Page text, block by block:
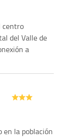
centro
del Valle de
a
la población